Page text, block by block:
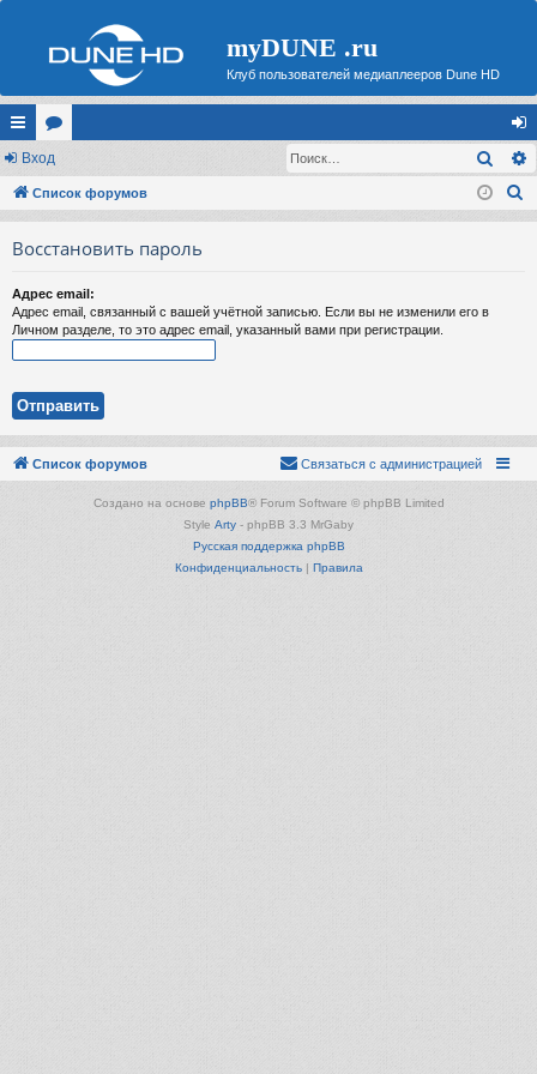
myDUNE .ru
Клуб пользователей медиаплееров Dune HD
с
ы
ор
ум
хо
д
Вход
Список форумов
Восстановить пароль
Адрес email:
Адрес email, связанный с вашей учётной записью. Если вы не изменили его в
Личном разделе, то это адрес email, указанный вами при регистрации.
Список форумов Связаться с администрацией
Создано на основе phpBB® Forum Software © phpBB Limited
Style Arty - phpBB 3.3 MrGaby
Русская поддержка phpBB
Конфиденциальность| Правила